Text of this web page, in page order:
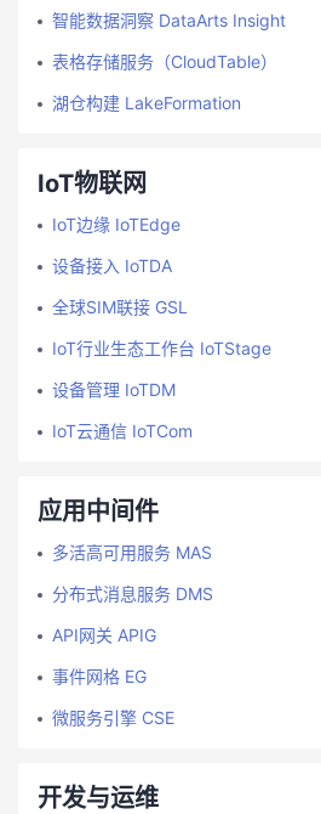
智能数据洞察 DataArts Insight
表格存储服务（CloudTable）
湖仓构建 LakeFormation
IoT物联网
IoT边缘 IoTEdge
设备接入 IoTDA
全球SIM联接 GSL
IoT行业生态工作台 IoTStage
设备管理 IoTDM
IoT云通信 IoTCom
应用中间件
多活高可用服务 MAS
分布式消息服务 DMS
API网关 APIG
事件网格 EG
微服务引擎 CSE
开发与运维